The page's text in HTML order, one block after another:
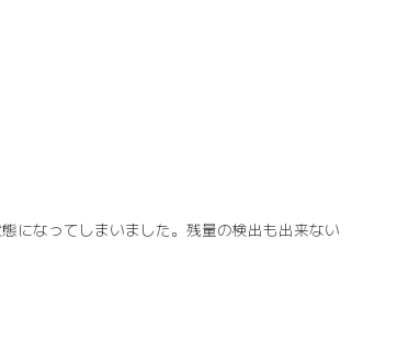
になってしまいました。残量の検出も出来ない